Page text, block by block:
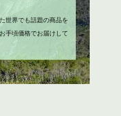
世界でも話題の商品を
手頃価格でお届けして